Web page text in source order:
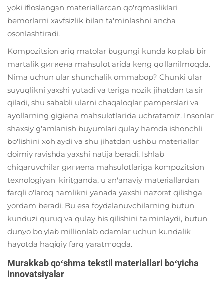
yoki ifloslangan materiallardan qo'rqmasliklari
bemorlarni xavfsizlik bilan ta'minlashni ancha
osonlashtiradi.
Kompozitsion ariq matolar bugungi kunda ko'plab bir
martalik gигиена mahsulotlarida keng qo'llanilmoqda.
Nima uchun ular shunchalik ommabop? Chunki ular
suyuqlikni yaxshi yutadi va teriga nozik jihatdan ta'sir
qiladi, shu sababli ularni chaqaloqlar pamperslari va
ayollarning gigiena mahsulotlarida uchratamiz. Insonlar
shaxsiy g'amlanish buyumlari qulay hamda ishonchli
bo'lishini xohlaydi va shu jihatdan ushbu materiallar
doimiy ravishda yaxshi natija beradi. Ishlab
chiqaruvchilar gигиena mahsulotlariga kompozitsion
texnologiyani kiritganda, u an'anaviy materiallardan
farqli o'laroq namlikni yanada yaxshi nazorat qilishga
yordam beradi. Bu esa foydalanuvchilarning butun
kunduzi quruq va qulay his qilishini ta'minlaydi, butun
dunyo bo'ylab millionlab odamlar uchun kundalik
hayotda haqiqiy farq yaratmoqda.
Murakkab qoʻshma tekstil materiallari boʻyicha
innovatsiyalar